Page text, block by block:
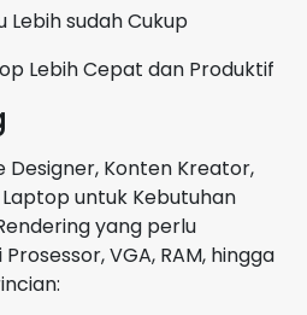
sudah Cukup
Lebih Cepat dan Produktif
Designer, Konten Kreator,
untuk Kebutuhan
yang perlu
VGA, RAM, hingga